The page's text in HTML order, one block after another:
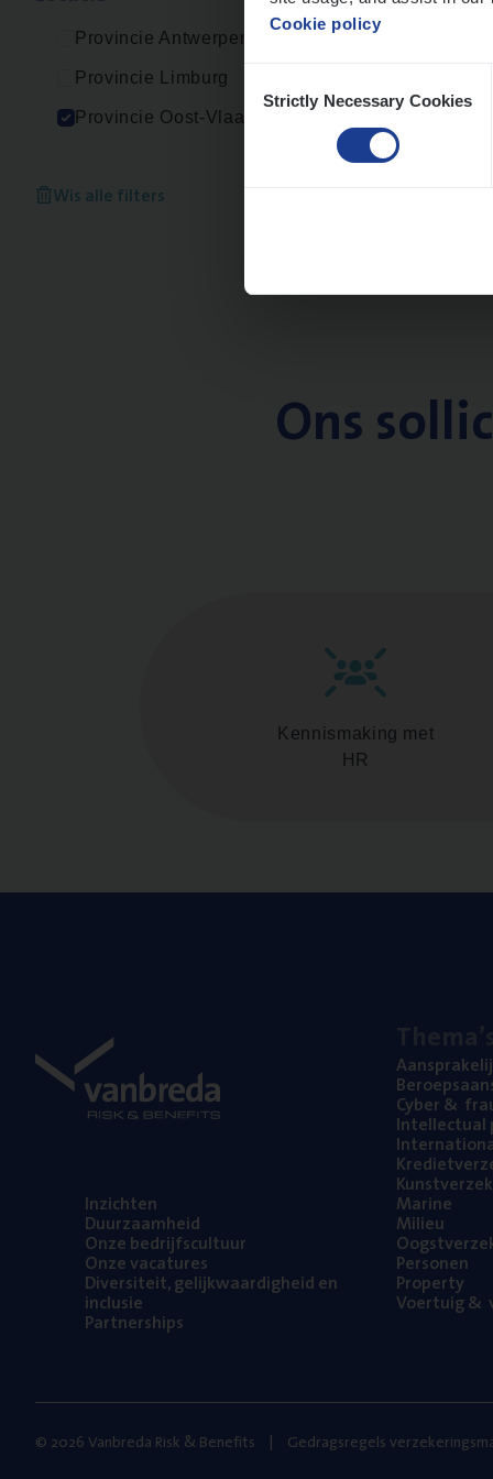
Cookie policy
Selection
Strictly Necessary Cookies
Provincie Antwerpen
Provincie Limburg
Provincie Oost-Vlaanderen
Wis alle filters
Ons
Kennismaking met
HR
Inzich­ten
Duur­zaam­heid
Onze bedrijfs­cul­tuur
Onze vaca­tu­res
Diver­si­teit, gelijk­waar­dig­heid en
inclusie
Part­ner­ships
Cyber&
Intel­lec­tu­al
Mari­ne
Mili­eu
Per­so­nen
Pro­per­ty
Voer­tuig&
© 2026 Vanbreda Risk & Benefits Gedragsregels